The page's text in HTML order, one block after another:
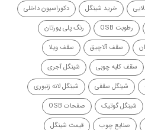
خرید شینگل
دکوراسیون داخلی
رطوبت OSB
رنگ پلی یورتان
سقف آلاچیق
سقف ویلا
سقف کلبه چوبی
شینگل آجری
شینگل سقفی
شینگل لانه زنبوری
شینگل گوتیک
صفحات OSB
صنایع چوب قیمت شینگل